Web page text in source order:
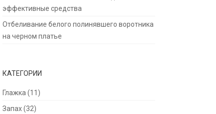
эффективные средства
Отбеливание белого полинявшего воротника
на черном платье
КАТЕГОРИИ
Глажка (11)
Запах(32)